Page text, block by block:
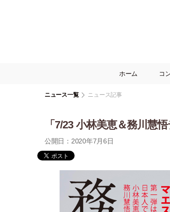
ホーム コ
ニュース一覧 ニュース記事
「7/23 小林美恵＆務川慧
公開日：2020年7月6日